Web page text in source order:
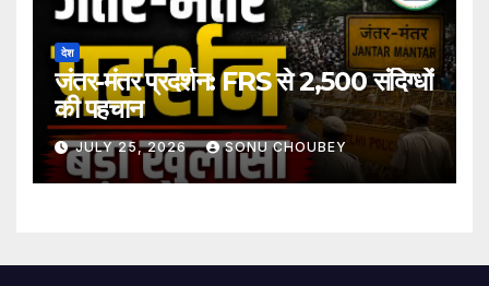
देश
जंतर-मंतर प्रदर्शन: FRS से 2,500 संदिग्धों
की पहचान
JULY 25, 2026 SONU CHOUBEY